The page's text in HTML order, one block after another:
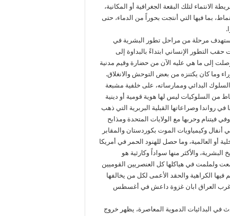
لتلك البقعة الجغرافية أو المكانية،
بما فيها التي أنتجت بحوراً من الدماء، حتى
مرحلة من مراحل تطور البشرية في
التطور الإنساني ابتداءً بالبداوة إلى
وصلت إلى ما هي عليه الآن من حضارة وقيم مدنية
وما كان يكتنزه من بعض التوحش والانغلاق.
السلوك البدائي وممارساته، على خلفية مشبعة
من السلوكيات ليس لها هوية قومية أو دينية
رواندا وصراعاتها القبلية البربرية التي ذهب
فيتنام وحربها مع الولايات المتحدة ومذابح
أنفال وكيمياويات الموت بكوردستان والمقابر
أو العالمية، وما حصل للهنود الحمر في أمريكا
والأكثر منها سواداً وكارثية هو
ولملمت في هياكلها كل العنصريين القوميين
الكراهية والحقد الأعمى لكل من يخالفها
غرب العراق ابان غزوة داعش في أغسطس
في البدائيات الدموية المعاصرة، يظهر خروج